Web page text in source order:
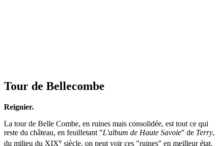
Tour de Bellecombe
Reignier.
La tour de Belle Combe, en ruines mais consolidée, est tout ce qui
reste du château, en feuilletant "L'album de Haute Savoie" de Terry,
du milieu du XIXe siècle, on peut voir ces "ruines" en meilleur état.